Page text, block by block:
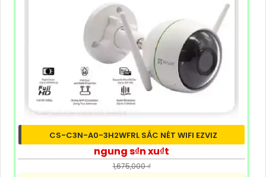
CS-C3N-A0-3H2WFRL SẮC NÉT WIFI EZVIZ
ngung s₫n xu₫t
1,675,000 ₫